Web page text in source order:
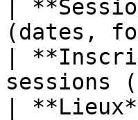
|
(dates,
|
|